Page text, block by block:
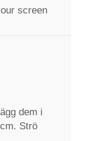
screen
dem i
Strö